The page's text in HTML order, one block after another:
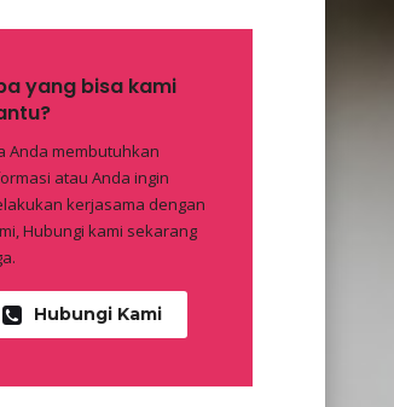
yang bisa kami
Anda membutuhkan
atau Anda ingin
kerjasama dengan
Hubungi kami sekarang
Hubungi Kami